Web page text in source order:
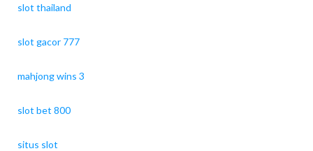
slot thailand
slot gacor 777
mahjong wins 3
slot bet 800
situs slot